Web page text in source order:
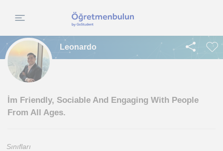
Leonardo
İm Friendly, Sociable And Engaging With People
From All Ages.
Sınıfları